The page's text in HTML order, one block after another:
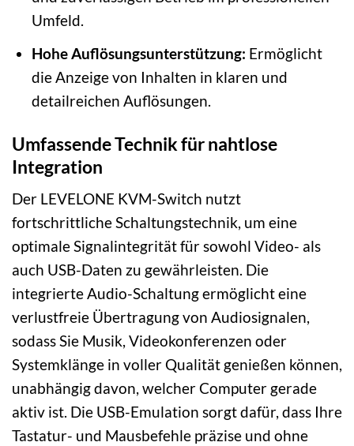
Umfeld.
Hohe Auflösungsunterstützung: Ermöglicht
die Anzeige von Inhalten in klaren und
detailreichen Auflösungen.
Umfassende Technik für nahtlose
Integration
Der LEVELONE KVM-Switch nutzt
fortschrittliche Schaltungstechnik, um eine
optimale Signalintegrität für sowohl Video- als
auch USB-Daten zu gewährleisten. Die
integrierte Audio-Schaltung ermöglicht eine
verlustfreie Übertragung von Audiosignalen,
sodass Sie Musik, Videokonferenzen oder
Systemklänge in voller Qualität genießen können,
unabhängig davon, welcher Computer gerade
aktiv ist. Die USB-Emulation sorgt dafür, dass Ihre
Tastatur- und Mausbefehle präzise und ohne